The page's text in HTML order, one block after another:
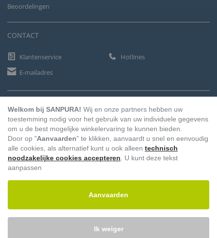
Beoordelingen
CONTACT
Klantenservice
Hotlines
E-mailadres
Vooruitbetaling Factuur Automatische afschrijving
Welkom bij SANPURA! Wij en onze partners hebben uw
toestemming nodig voor het gebruik van uw individuele gegevens
om u de best mogelijke winkelervaring te kunnen bieden.
Door op "Aanvaarden" te klikken, aanvaardt u snel en eenvoudig
alle cookies, als alternatief kunt u ook alleen technisch
noodzakelijke cookies accepteren . U kunt deze tekst
aanpassen
Aanvaarden
Ik weiger